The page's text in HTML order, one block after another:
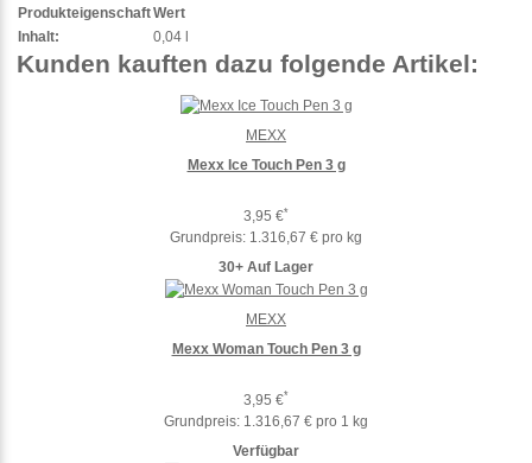
ProdukteigenschaftWert
Inhalt:
0,04 l
Kunden kauften dazu folgende Artikel:
Mexx Ice Touch Pen 3 g
3,95 €*
Grundpreis: 1.316,67 € pro kg
30+ Auf Lager
MEXX
Mexx Woman Touch Pen 3 g
3,95 €*
Grundpreis: 1.316,67 € pro 1 kg
Verfügbar
MEXX